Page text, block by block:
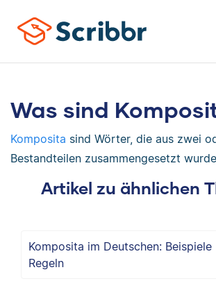
Was sind
Komposita sind Wörter, die aus zwei
Bestandteilen zusammengesetzt
Artikel zu ähnlichen
Komposita im Deutschen: Beispiele
Regeln